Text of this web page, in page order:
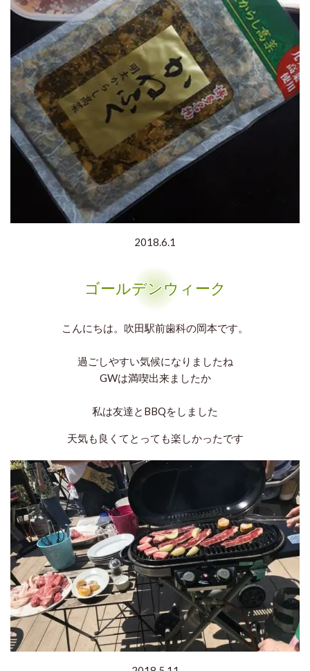
2018.6.1
ゴールデンウィーク
こんにちは。吹田駅前歯科の岡本です。
過ごしやすい気候になりましたね
GWは満喫出来ましたか
私は友達とBBQをしました
天気も良くてとっても楽しかったです